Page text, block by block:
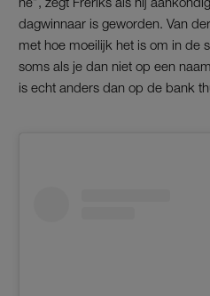
dagwinnaar is geworden. Van
met hoe moeilijk het is om in de
soms als je dan niet op een
is echt anders dan op de bank